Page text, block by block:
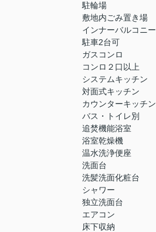
駐輪場
敷地内ごみ置き場
インナーバルコニー
駐車2台可
ガスコンロ
コンロ２口以上
システムキッチン
対面式キッチン
カウンターキッチン
バス・トイレ別
追焚機能浴室
浴室乾燥機
温水洗浄便座
洗面台
洗髪洗面化粧台
シャワー
独立洗面台
エアコン
床下収納